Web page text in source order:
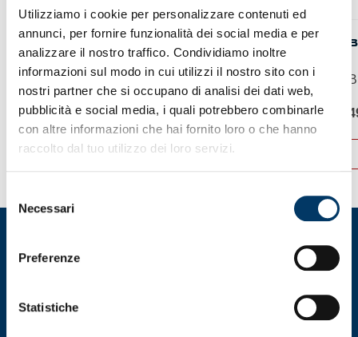
Utilizziamo i cookie per personalizzare contenuti ed
annunci, per fornire funzionalità dei social media e per
analizzare il nostro traffico. Condividiamo inoltre
informazioni sul modo in cui utilizzi il nostro sito con i
nostri partner che si occupano di analisi dei dati web,
pubblicità e social media, i quali potrebbero combinarle
con altre informazioni che hai fornito loro o che hanno
raccolto dal tuo utilizzo dei loro servizi.
delNecessari
Preferenze
Statistiche
BRACCIALE ACCIAIO E SMALTI
Bracciale Genoa in...
ACQUISTA